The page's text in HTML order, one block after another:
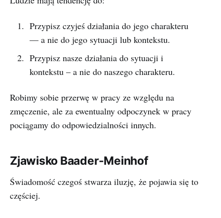
Przypisz czyjeś działania do jego charakteru
— a nie do jego sytuacji lub kontekstu.
Przypisz nasze działania do sytuacji i
kontekstu – a nie do naszego charakteru.
Robimy sobie przerwę w pracy ze względu na
zmęczenie, ale za ewentualny odpoczynek w pracy
pociągamy do odpowiedzialności innych.
Zjawisko Baader-Meinhof
Świadomość czegoś stwarza iluzję, że pojawia się to
częściej.